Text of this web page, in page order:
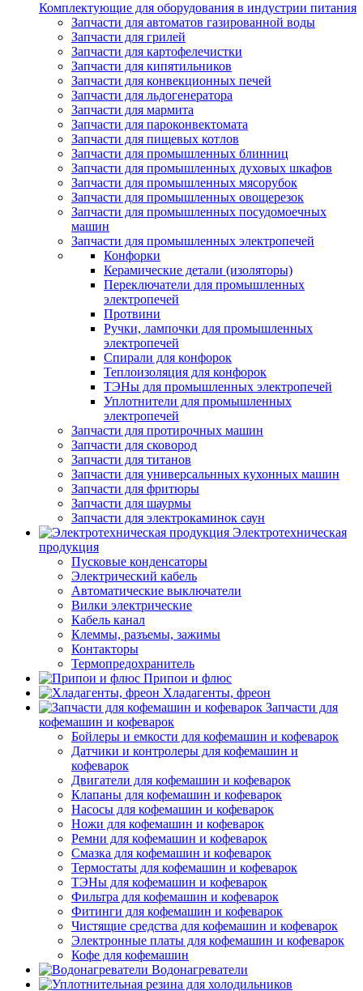
Комплектующие для оборудования в индустрии питания
Запчасти для автоматов газированной воды
Запчасти для грилей
Запчасти для картофелечистки
Запчасти для кипятильников
Запчасти для конвекционных печей
Запчасти для льдогенератора
Запчасти для мармита
Запчасти для пароконвектомата
Запчасти для пищевых котлов
Запчасти для промышленных блинниц
Запчасти для промышленных духовых шкафов
Запчасти для промышленных мясорубок
Запчасти для промышленных овощерезок
Запчасти для промышленных посудомоечных
машин
Запчасти для промышленных электропечей
Конфорки
Керамические детали (изоляторы)
Переключатели для промышленных
электропечей
Протвини
Ручки, лампочки для промышленных
электропечей
Спирали для конфорок
Теплоизоляция для конфорок
ТЭНы для промышленных электропечей
Уплотнители для промышленных
электропечей
Запчасти для протирочных машин
Запчасти для сковород
Запчасти для титанов
Запчасти для универсальнных кухонных машин
Запчасти для фритюры
Запчасти для шаурмы
Запчасти для электрокаминок саун
Электротехническая
продукция
Пусковые конденсаторы
Электрический кабель
Автоматические выключатели
Вилки электрические
Кабель канал
Клеммы, разъемы, зажимы
Контакторы
Термопредохранитель
Припои и флюс
Хладагенты, фреон
Запчасти для
кофемашин и кофеварок
Бойлеры и емкости для кофемашин и кофеварок
Датчики и контролеры для кофемашин и
кофеварок
Двигатели для кофемашин и кофеварок
Клапаны для кофемашин и кофеварок
Насосы для кофемашин и кофеварок
Ножи для кофемашин и кофеварок
Ремни для кофемашин и кофеварок
Смазка для кофемашин и кофеварок
Термостаты для кофемашин и кофеварок
ТЭНы для кофемашин и кофеварок
Фильтра для кофемашин и кофеварок
Фитинги для кофемашин и кофеварок
Чистящие средства для кофемашин и кофеварок
Электронные платы для кофемашин и кофеварок
Кофе для кофемашин
Водонагреватели